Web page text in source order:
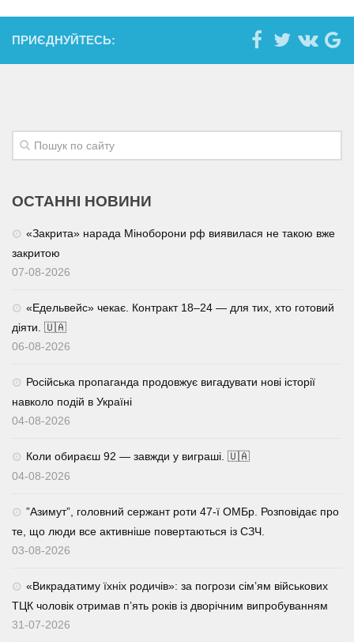
ПРИЄДНУЙТЕСЬ:
ОСТАННІ НОВИНИ
«Закрита» нарада Міноборони рф виявилася не такою вже
закритою
07-08-2026
«Едельвейс» чекає. Контракт 18–24 — для тих, хто готовий
діяти. 🇺🇦
06-08-2026
Російська пропаганда продовжує вигадувати нові історії
навколо подій в Україні
04-08-2026
Коли обираєш 92 — завжди у виграші. 🇺🇦
04-08-2026
⁨”Азимут”, головний сержант роти 47-ї ОМБр. Розповідає про
те, що люди все активніше повертаються із СЗЧ.
03-08-2026
«Викрадатиму їхніх родичів»: за погрози сім’ям військових
ТЦК чоловік отримав п’ять років із дворічним випробуванням
31-07-2026